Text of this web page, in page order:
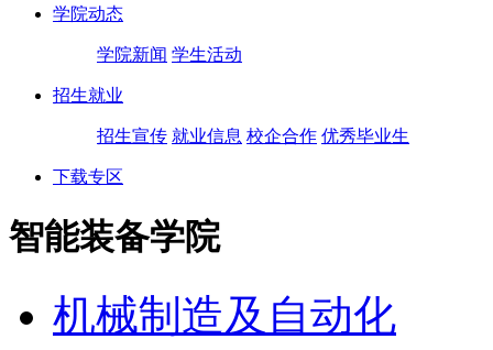
学院动态
学院新闻 学生活动
招生就业
招生宣传 就业信息 校企合作 优秀毕业生
下载专区
智能装备学院
机械制造及自动化